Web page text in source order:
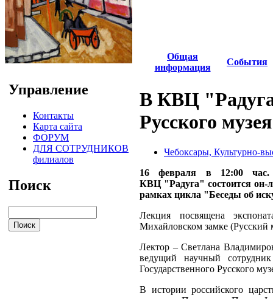
Управление
Контакты
Карта сайта
ФОРУМ
ДЛЯ СОТРУДНИКОВ
филиалов
Поиск
Общая
информация
События
В КВЦ
Русского музея
Чебоксары, Культурно-
16 февраля в 12:00
КВЦ "Радуга" состоится он-
рамках цикла "Беседы об
Лекция посвящена
Михайловском замке (Русский
Лектор – Светлана
ведущий научный
Государственного Русского
В истории российского